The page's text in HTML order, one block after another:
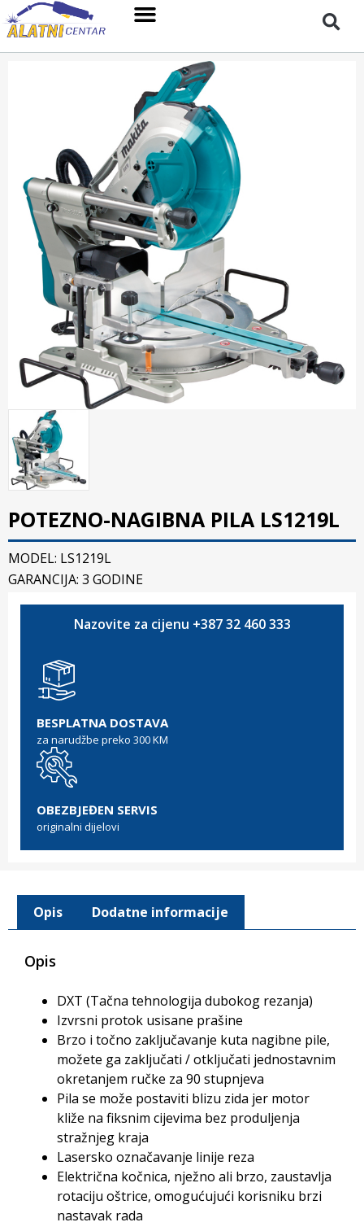
POTEZNO-NAGIBNA PILA LS1219L
MODEL: LS1219L
GARANCIJA: 3 GODINE
Nazovite za cijenu +387 32 460 333
BESPLATNA DOSTAVA
za narudžbe preko 300 KM
OBEZBJEĐEN SERVIS
originalni dijelovi
Opis Dodatne informacije
Opis
DXT (Tačna tehnologija dubokog rezanja)
Izvrsni protok usisane prašine
Brzo i točno zaključavanje kuta nagibne pile,
možete ga zaključati / otključati jednostavnim
okretanjem ručke za 90 stupnjeva
Pila se može postaviti blizu zida jer motor
kliže na fiksnim cijevima bez produljenja
stražnjeg kraja
Lasersko označavanje linije reza
Električna kočnica, nježno ali brzo, zaustavlja
rotaciju oštrice, omogućujući korisniku brzi
nastavak rada